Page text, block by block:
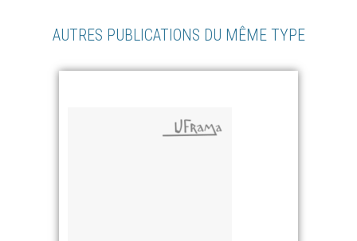
AUTRES PUBLICATIONS DU MÊME TYPE